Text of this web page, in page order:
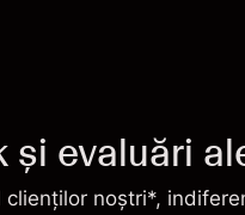
și evaluări
noștri*,